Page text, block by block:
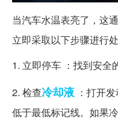
当汽车水温表亮了，这
立即采取以下步骤进行处
1. 立即停车 ：找到安全
2. 检查冷却液 ：打开
低于最低标记线。如果